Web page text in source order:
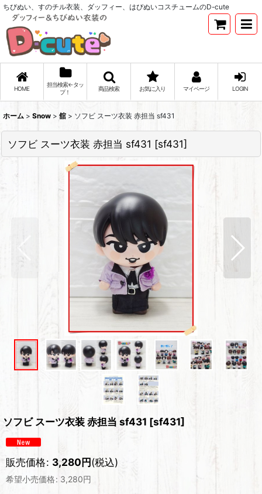
ちびぬい、すのチル衣装、ダッフィー、はぴぬいコスチュームのD-cute
HOME
担当検索←タッ
プ！
商品検索 お気に入り マイページ LOGIN
ホーム > Snow > 舘 > ソフビ スーツ衣装 赤担当 sf431
ソフビ スーツ衣装 赤担当 sf431 [sf431]
ソフビ スーツ衣装 赤担当 sf431 [sf431]
販売価格: 3,280円(税込)
希望小売価格: 3,280円